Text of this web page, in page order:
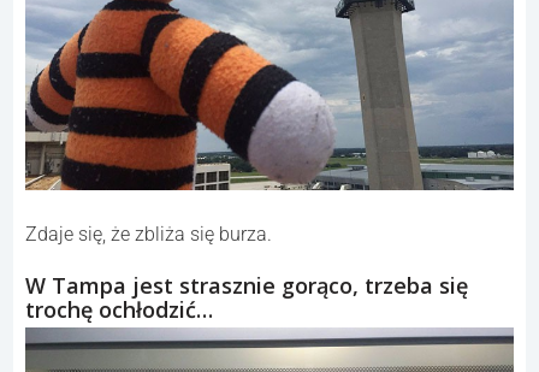
Zdaje się, że zbliża się burza.
W Tampa jest strasznie gorąco, trzeba się
trochę ochłodzić…